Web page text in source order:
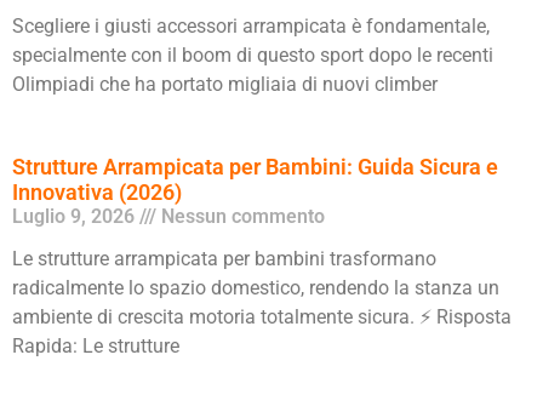
Scegliere i giusti accessori arrampicata è fondamentale,
specialmente con il boom di questo sport dopo le recenti
Olimpiadi che ha portato migliaia di nuovi climber
Strutture Arrampicata per Bambini: Guida Sicura e
Innovativa (2026)
Luglio 9, 2026
Nessun commento
Le strutture arrampicata per bambini trasformano
radicalmente lo spazio domestico, rendendo la stanza un
ambiente di crescita motoria totalmente sicura. ⚡ Risposta
Rapida: Le strutture